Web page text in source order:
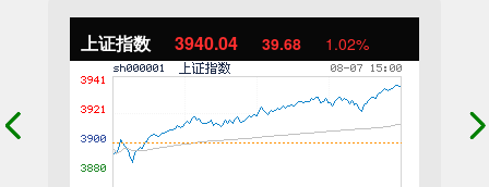
上证指数 3940.04 39.68 1.02%